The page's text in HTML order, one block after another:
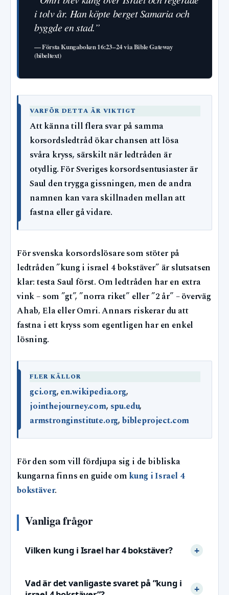
i tolv år. Han köpte berget Samaria och
byggde en stad.”
— Första Kungaboken 16:23–24 via Bible Gateway
(bibeltext)
VARFÖR DETTA ÄR VIKTIGT
Att känna till flera svar på samma
korsordsledtråd ökar chansen att lösa
svåra kryss, särskilt när ledtråden är
otydlig. För Sveriges korsordsentusiaster är
Saul den trygga gissningen, men de andra
namnen kan vara skillnaden mellan att
fastna eller gå vidare.
För svenska korsordslösare som stöter på
ledtråden ”kung i israel 4 bokstäver” är slutsatsen
klar: testa Saul först. Om ledtråden har en extra
vink – som ”gt”, ”norra riket” eller ”2 år” – överväg
Ahab, Ela eller Omri. Annars riskerar du att
fastna i ett kryss som egentligen har en enkel
lösning.
FLER KÄLLOR
gci.org, en.wikipedia.org,
jointhejourney.com, spu.edu,
armstronginstitute.org, bibleproject.com
För den som vill fördjupa sig i de bibliska
kungarna finns en guide om kung i Israel 4
bokstäver.
Vanliga frågor
Vilken kung i Israel har 4 bokstäver?
Vad är det vanligaste svaret på ”kung i